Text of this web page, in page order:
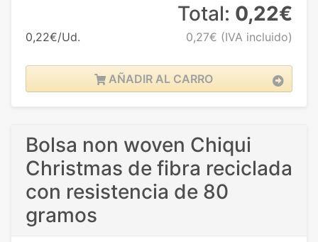
0,22€/Ud.
Total: 0,22€
0,27€ (IVA incluido)
AÑADIR AL CARRO
Bolsa non woven Chiqui
Christmas de fibra reciclada
con resistencia de 80
gramos